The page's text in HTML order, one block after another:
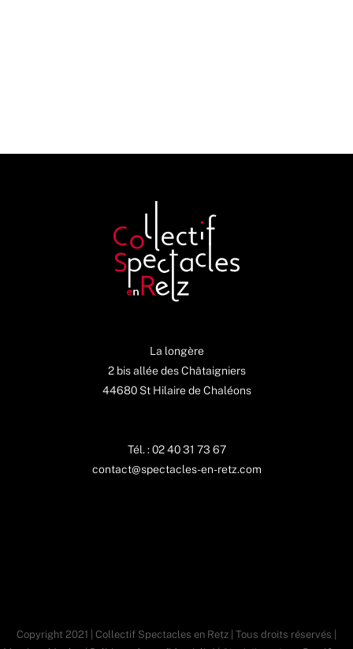
La longère
2 bis allée des Châtaigniers
44680 St Hilaire de Chaléons
Tél. : 02 40 31 73 67
contact@spectacles-en-retz.com
Copyright 2021 | Collectif Spectacles en Retz | Tous droits réservés |